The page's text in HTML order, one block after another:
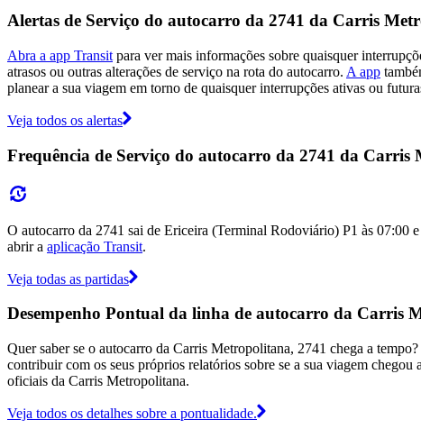
Alertas de Serviço do autocarro da 2741 da Carris
Abra a app Transit para ver mais informações sobre quaisquer
atrasos ou outras alterações de serviço na rota do autocarro. A app
planear a sua viagem em torno de quaisquer interrupções ativas ou
Veja todos os alertas
Frequência de Serviço do autocarro da 2741 da Carris
O autocarro da 2741 sai de Ericeira (Terminal Rodoviário) P1 às 07:00
abrir a aplicação Transit.
Veja todas as partidas
Desempenho Pontual da linha de autocarro da Carris
Quer saber se o autocarro da Carris Metropolitana, 2741 chega a
contribuir com os seus próprios relatórios sobre se a sua viagem
oficiais da Carris Metropolitana.
Veja todos os detalhes sobre a pontualidade.